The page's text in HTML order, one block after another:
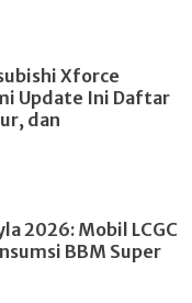
Xforce
Update Ini Daftar
dan
2026: Mobil LCGC
BBM Super